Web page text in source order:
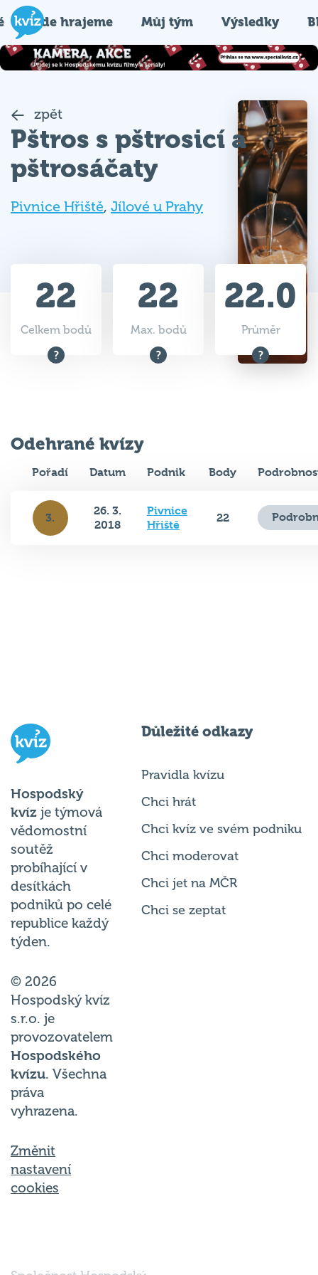
Kde hrajeme Můj tým Výsledky
zpět
Pštros s pštrosicí a
pštrosáčaty
Pivnice Hřiště, Jílové u Prahy
22
Celkem bodů
22
Max. bodů
22.0
Průměr
Odehrané kvízy
Pořadí Datum Podnik Body
3.
26. 3.
2018
Pivnice
Hřiště
22
Hospodský
kvíz je týmová
vědomostní
soutěž
probíhající v
desítkách
podniků po celé
republice každý
týden.
© 2026
Hospodský kvíz
s.r.o. je
provozovatelem
Hospodského
kvízu. Všechna
práva
vyhrazena.
Změnit
nastavení
cookies
Důležité odkazy
Pravidla kvízu
Chci hrát
Chci kvíz ve svém podniku
Chci moderovat
Chci jet na MČR
Chci se zeptat